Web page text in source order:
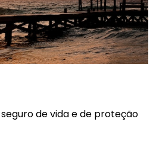
de vida e de proteção